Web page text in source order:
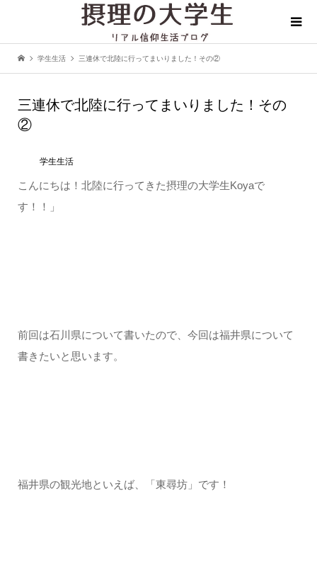
学生生活 三連休で北陸に行ってまいりました！その②
三連休で北陸に行ってまいりました！その
②
学生生活
こんにちは！北陸に行ってきた摂理の大学生Koyaで
す！！」
前回は石川県について書いたので、今回は福井県について
書きたいと思います。
福井県の観光地といえば、「東尋坊」です！